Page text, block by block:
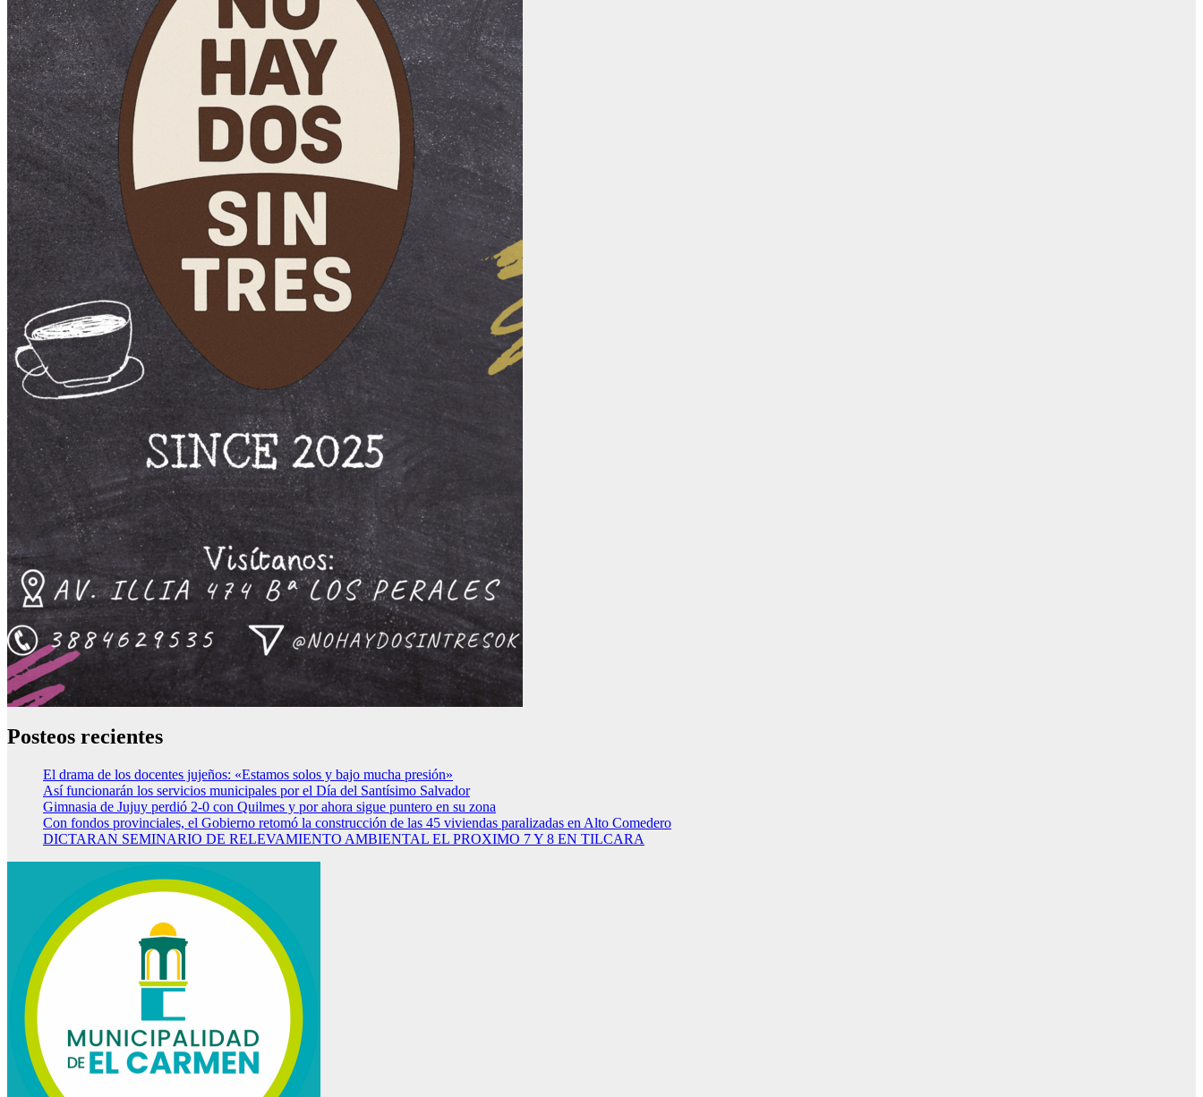
Posteos recientes
El drama de los docentes jujeños: «Estamos solos y bajo mucha presión»
Así funcionarán los servicios municipales por el Día del Santísimo Salvador
Gimnasia de Jujuy perdió 2-0 con Quilmes y por ahora sigue puntero en su zona
Con fondos provinciales, el Gobierno retomó la construcción de las 45 viviendas paralizadas en Alto Comedero
DICTARAN SEMINARIO DE RELEVAMIENTO AMBIENTAL EL PROXIMO 7 Y 8 EN TILCARA